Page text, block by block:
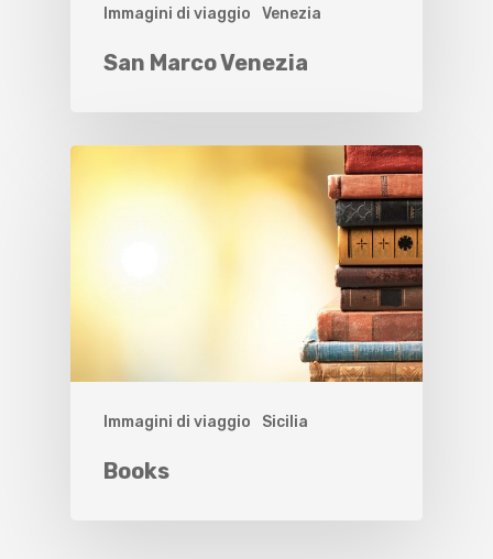
Immagini di viaggio Venezia
San Marco Venezia
Immagini di viaggio Sicilia
Books